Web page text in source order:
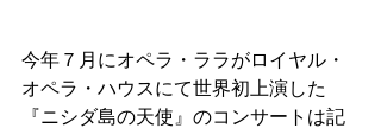
今年７月にオペラ・ララがロイヤル・
オペラ・ハウスにて世界初上演した
『ニシダ島の天使』のコンサートは記